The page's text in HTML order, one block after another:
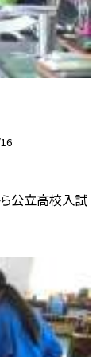
ら公立高校入試